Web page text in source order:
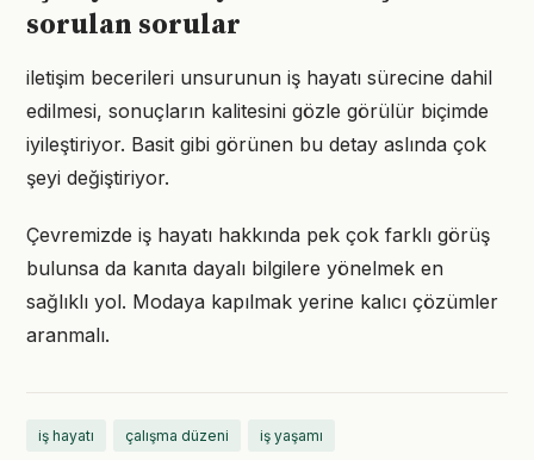
sorulan sorular
iletişim becerileri unsurunun iş hayatı sürecine dahil
edilmesi, sonuçların kalitesini gözle görülür biçimde
iyileştiriyor. Basit gibi görünen bu detay aslında çok
şeyi değiştiriyor.
Çevremizde iş hayatı hakkında pek çok farklı görüş
bulunsa da kanıta dayalı bilgilere yönelmek en
sağlıklı yol. Modaya kapılmak yerine kalıcı çözümler
aranmalı.
iş hayatı çalışma düzeni iş yaşamı